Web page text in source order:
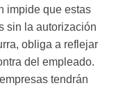
impide que estas
sin la autorización
obliga a reflejar
del empleado.
tendrán